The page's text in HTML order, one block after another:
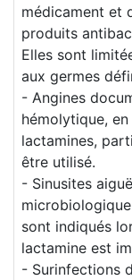
médicament et
produits
Elles sont
aux germes
- Angines
hémolytique,
lactamines,
être utilisé.
- Sinusites
sont indiqués
lactamine est
- Surinfections